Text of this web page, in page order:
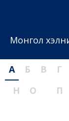
Монгол
А Б В Г
Н
О П